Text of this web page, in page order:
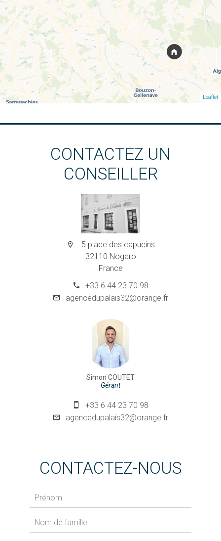
Leaflet
CONTACTEZ UN
CONSEILLER
5 place des capucins
32110 Nogaro
France
+33 6 44 23 70 98
agencedupalais32@orange.fr
Simon COUTET
Gérant
+33 6 44 23 70 98
agencedupalais32@orange.fr
CONTACTEZ-NOUS